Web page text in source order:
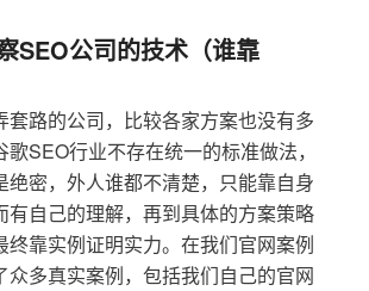
SEO公司的技术（谁靠
套路的公司，比较各家方案也没有多
SEO行业不存在统一的标准做法，
绝密，外人谁都不清楚，只能靠自身
有自己的理解，再到具体的方案策略
终靠实例证明实力。在我们官网案例
众多真实案例，包括我们自己的官网